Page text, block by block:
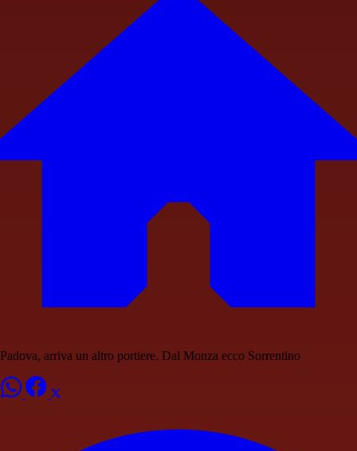
Padova, arriva un altro portiere. Dal Monza ecco Sorrentino